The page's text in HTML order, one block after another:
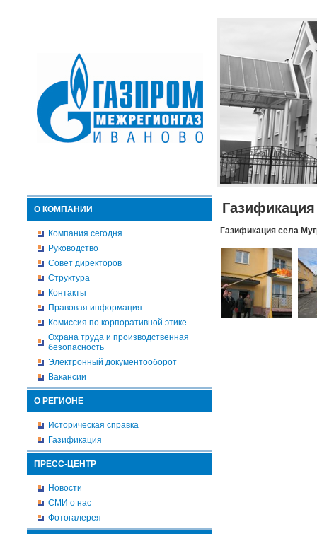
О КОМПАНИИ
Компания сегодня
Руководство
Совет директоров
Структура
Контакты
Правовая информация
Комиссия по корпоративной этике
Охрана труда и производственная
безопасность
Электронный документооборот
Вакансии
О РЕГИОНЕ
Историческая справка
Газификация
ПРЕСС-ЦЕНТР
Новости
СМИ о нас
Фотогалерея
Газификация села